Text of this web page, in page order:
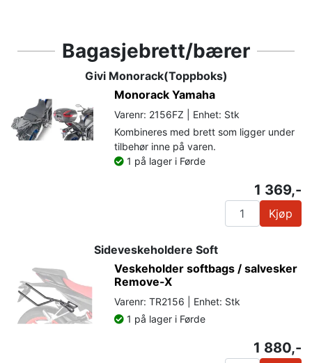
Bagasjebrett/bærer
Givi Monorack(Toppboks)
Monorack Yamaha
Varenr: 2156FZ | Enhet: Stk
Kombineres med brett som ligger under
tilbehør inne på varen.
1 på lager i Førde
1 369,-
Kjøp
Sideveskeholdere Soft
Veskeholder softbags / salvesker
Remove-X
Varenr: TR2156 | Enhet: Stk
1 på lager i Førde
1 880,-